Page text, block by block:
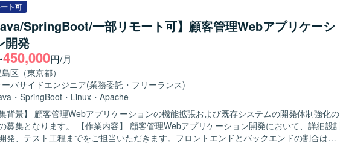
タックからモダン技術スタックへの段階的な移行を伴う開発を推進していただきます。
める人物像】 テックリードやアプリケーションアーキテクト候補として、チーム内で実装
ューや技術フォローが行える方を求めております。技術課題解決や高難易度の技術タスク
的に進めつつ、決断に至る経緯や結果をメンバーと共有しながら、一緒に対応していけ
想定しております。現行システムのあるべき姿を見据えた改善提案や継続的な改善活動
に取り組める方にご活躍いただきたいと考えております。 【ポジションの魅力】 モダ
術スタックを活用しながら、大規模な社内通販業務システムの刷新・追加開発に上流か
ることができます。レガシー環境からモダン環境への移行プロジェクトに関わること
プリケーションアーキテクチャ設計や技術選定の経験を積むことができます。テックリ
としてチームを牽引しつつ、技術面での意思決定や改善活動をリードできるポジションで
のコンテナ・クラウド技術を活用した開発を行っております。現行システムでは
ト可
SpringBoot/一部リモート可】顧客管理Webアプリケーシ
開発
450,000円/月
区（東京都）
バサイドエンジニア(業務委託・フリーランス)
・ SpringBoot ・ Linux ・ Apache
集背景】 顧客管理Webアプリケーションの機能拡張および既存システムの開発体制強化の
。 【作業内容】 顧客管理Webアプリケーション開発において、詳細設計
発、テスト工程までをご担当いただきます。フロントエンドとバックエンドの割合は概